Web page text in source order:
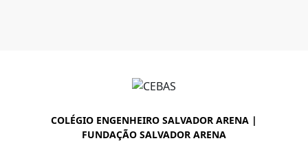
COLÉGIO ENGENHEIRO SALVADOR ARENA |
FUNDAÇÃO SALVADOR ARENA